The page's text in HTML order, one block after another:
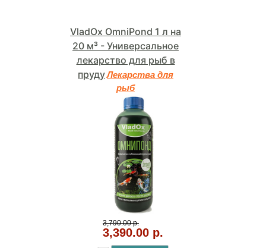
VladOx OmniPond 1 л на
20 м³ - Универсальное
лекарство для рыб в
прудуЛекарства для
рыб
3,790.00 р.
3,390.00 р.